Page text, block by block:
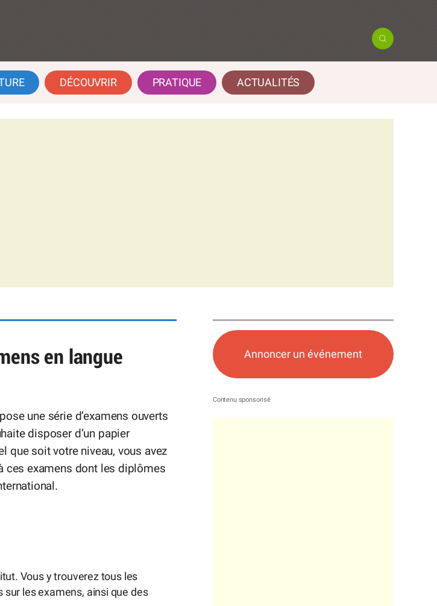
DÉCOUVRIR PRATIQUE ACTUALITÉS
en langue
une série d’examens ouverts
disposer d’un papier
que soit votre niveau, vous avez
ces examens dont les diplômes
Vous y trouverez tous les
les examens, ainsi que des
Annoncer un événement